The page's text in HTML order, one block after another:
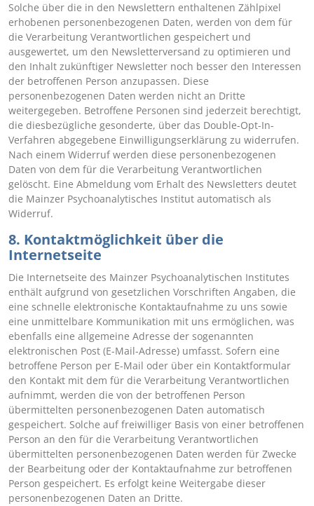
Solche über die in den Newslettern enthaltenen Zählpixel
erhobenen personenbezogenen Daten, werden von dem für
die Verarbeitung Verantwortlichen gespeichert und
ausgewertet, um den Newsletterversand zu optimieren und
den Inhalt zukünftiger Newsletter noch besser den Interessen
der betroffenen Person anzupassen. Diese
personenbezogenen Daten werden nicht an Dritte
weitergegeben. Betroffene Personen sind jederzeit berechtigt,
die diesbezügliche gesonderte, über das Double-Opt-In-
Verfahren abgegebene Einwilligungserklärung zu widerrufen.
Nach einem Widerruf werden diese personenbezogenen
Daten von dem für die Verarbeitung Verantwortlichen
gelöscht. Eine Abmeldung vom Erhalt des Newsletters deutet
die Mainzer Psychoanalytisches Institut automatisch als
Widerruf.
8. Kontaktmöglichkeit über die
Internetseite
Die Internetseite des Mainzer Psychoanalytischen Institutes
enthält aufgrund von gesetzlichen Vorschriften Angaben, die
eine schnelle elektronische Kontaktaufnahme zu uns sowie
eine unmittelbare Kommunikation mit uns ermöglichen, was
ebenfalls eine allgemeine Adresse der sogenannten
elektronischen Post (E-Mail-Adresse) umfasst. Sofern eine
betroffene Person per E-Mail oder über ein Kontaktformular
den Kontakt mit dem für die Verarbeitung Verantwortlichen
aufnimmt, werden die von der betroffenen Person
übermittelten personenbezogenen Daten automatisch
gespeichert. Solche auf freiwilliger Basis von einer betroffenen
Person an den für die Verarbeitung Verantwortlichen
übermittelten personenbezogenen Daten werden für Zwecke
der Bearbeitung oder der Kontaktaufnahme zur betroffenen
Person gespeichert. Es erfolgt keine Weitergabe dieser
personenbezogenen Daten an Dritte.